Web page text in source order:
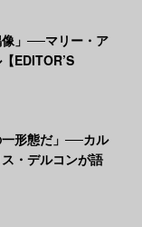
」──マリー・ア
EDITOR’S
一形態だ」──カル
・デルコンが語